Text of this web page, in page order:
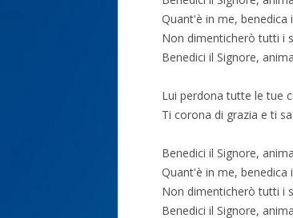
Quant'è in me, benedica
Non dimenticherò tutti i
Benedici il Signore,
Lui perdona tutte le tue
Ti corona di grazia e ti
Benedici il Signore,
Quant'è in me, benedica
Non dimenticherò tutti i
Benedici il Signore,